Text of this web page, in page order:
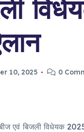
10, 2025 0
एवं बिजली विधेयक